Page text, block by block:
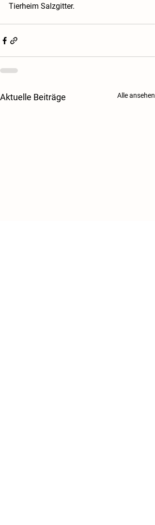
Tierheim Salzgitter.
Aktuelle Beiträge Alle ansehen